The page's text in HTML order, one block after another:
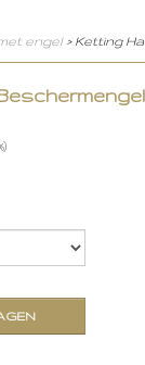
engel> Ketting